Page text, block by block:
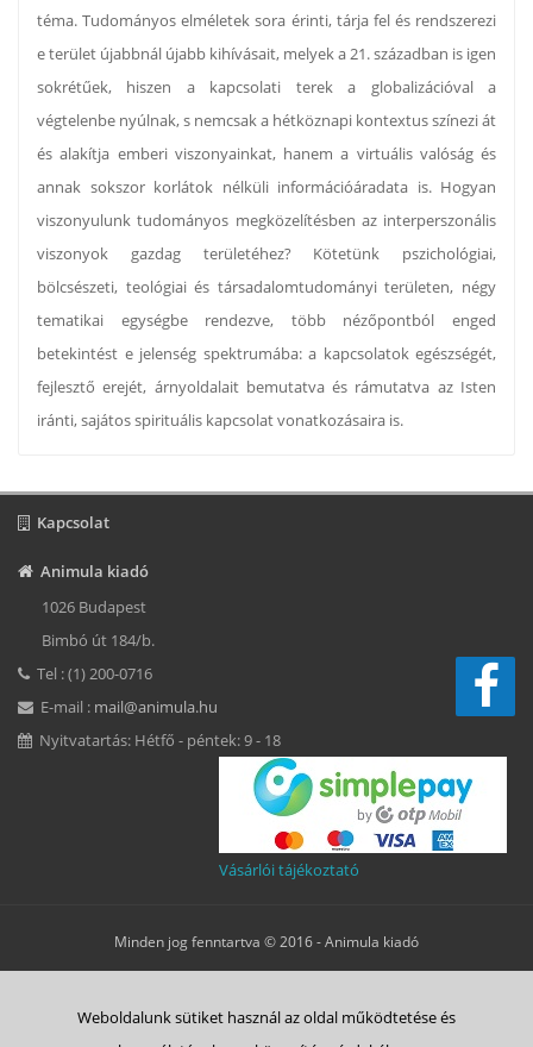
téma. Tudományos elméletek sora érinti, tárja fel és rendszerezi
e terület újabbnál újabb kihívásait, melyek a 21. században is igen
sokrétűek, hiszen a kapcsolati terek a globalizációval a
végtelenbe nyúlnak, s nemcsak a hétköznapi kontextus színezi át
és alakítja emberi viszonyainkat, hanem a virtuális valóság és
annak sokszor korlátok nélküli információáradata is. Hogyan
viszonyulunk tudományos megközelítésben az interperszonális
viszonyok gazdag területéhez? Kötetünk pszichológiai,
bölcsészeti, teológiai és társadalomtudományi területen, négy
tematikai egységbe rendezve, több nézőpontból enged
betekintést e jelenség spektrumába: a kapcsolatok egészségét,
fejlesztő erejét, árnyoldalait bemutatva és rámutatva az Isten
iránti, sajátos spirituális kapcsolat vonatkozásaira is.
Kapcsolat
Animula kiadó
1026 Budapest
Bimbó út 184/b.
Tel : (1) 200-0716
E-mail : mail@animula.hu
Nyitvatartás: Hétfő - péntek: 9 - 18
Vásárlói tájékoztató
Minden jog fenntartva © 2016 -Animula kiadó
ÁSZF Adatkezelési tájékoztató Süti tájékoztató Szerzői jog
Weboldalunk sütiket használ az oldal működtetése és